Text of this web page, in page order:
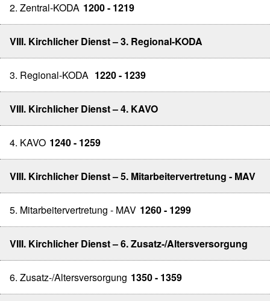
2. Zentral-KODA 1200 - 1219
VIII. Kirchlicher Dienst – 3. Regional-KODA
3. Regional-KODA 1220 - 1239
VIII. Kirchlicher Dienst – 4. KAVO
4. KAVO 1240 - 1259
VIII. Kirchlicher Dienst – 5. Mitarbeitervertretung - MAV
5. Mitarbeitervertretung - MAV 1260 - 1299
VIII. Kirchlicher Dienst – 6. Zusatz-/Altersversorgung
6. Zusatz-/Altersversorgung 1350 - 1359